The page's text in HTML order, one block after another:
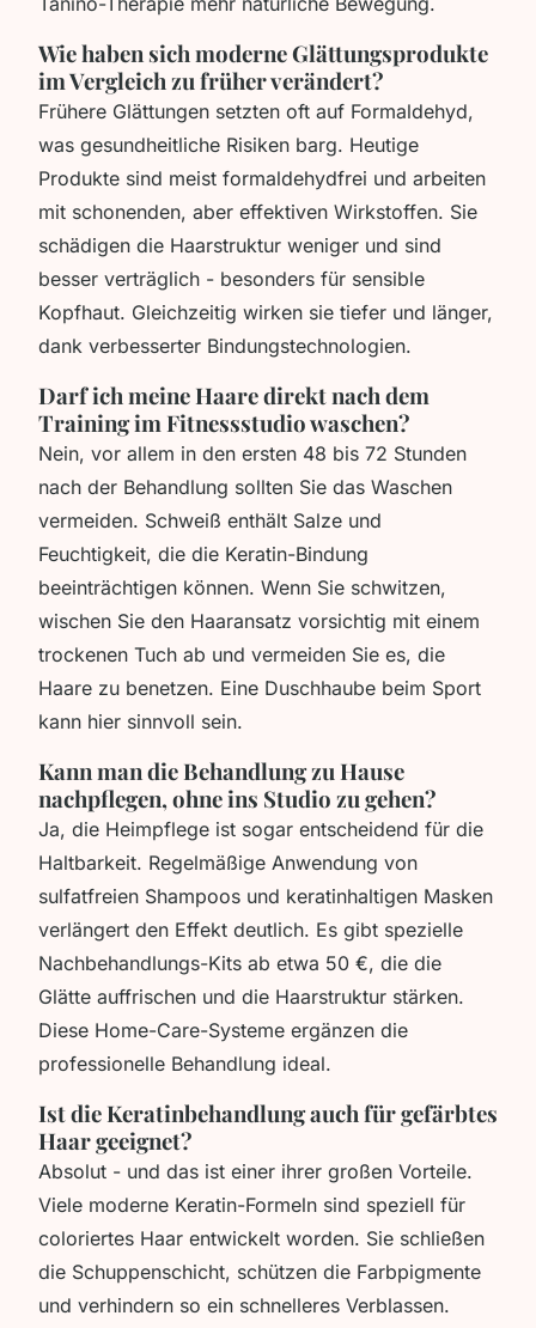
Wie haben sich moderne Glättungsprodukte
im Vergleich zu früher verändert?
Frühere Glättungen setzten oft auf Formaldehyd,
was gesundheitliche Risiken barg. Heutige
Produkte sind meist formaldehydfrei und arbeiten
mit schonenden, aber effektiven Wirkstoffen. Sie
schädigen die Haarstruktur weniger und sind
besser verträglich - besonders für sensible
Kopfhaut. Gleichzeitig wirken sie tiefer und länger,
dank verbesserter Bindungstechnologien.
Darf ich meine Haare direkt nach dem
Training im Fitnessstudio waschen?
Nein, vor allem in den ersten 48 bis 72 Stunden
nach der Behandlung sollten Sie das Waschen
vermeiden. Schweiß enthält Salze und
Feuchtigkeit, die die Keratin-Bindung
beeinträchtigen können. Wenn Sie schwitzen,
wischen Sie den Haaransatz vorsichtig mit einem
trockenen Tuch ab und vermeiden Sie es, die
Haare zu benetzen. Eine Duschhaube beim Sport
kann hier sinnvoll sein.
Kann man die Behandlung zu Hause
nachpflegen, ohne ins Studio zu gehen?
Ja, die Heimpflege ist sogar entscheidend für die
Haltbarkeit. Regelmäßige Anwendung von
sulfatfreien Shampoos und keratinhaltigen Masken
verlängert den Effekt deutlich. Es gibt spezielle
Nachbehandlungs-Kits ab etwa 50 €, die die
Glätte auffrischen und die Haarstruktur stärken.
Diese Home-Care-Systeme ergänzen die
professionelle Behandlung ideal.
Ist die Keratinbehandlung auch für gefärbtes
Haar geeignet?
Absolut - und das ist einer ihrer großen Vorteile.
Viele moderne Keratin-Formeln sind speziell für
coloriertes Haar entwickelt worden. Sie schließen
die Schuppenschicht, schützen die Farbpigmente
und verhindern so ein schnelleres Verblassen.